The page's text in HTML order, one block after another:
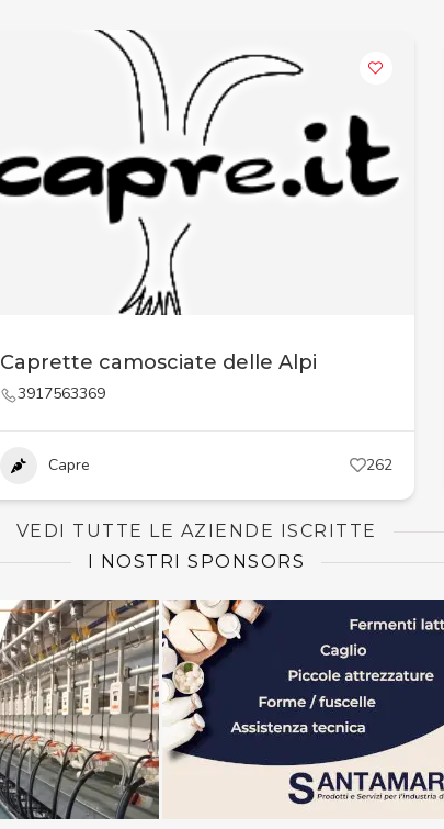
Caprette camosciate delle Alpi
3917563369
Capre 262
VEDI TUTTE LE AZIENDE ISCRITTE
I NOSTRI SPONSORS